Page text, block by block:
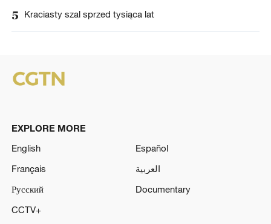
5 Kraciasty szal sprzed tysiąca lat
EXPLORE MORE
English
Español
Français
العربية
Русский
Documentary
CCTV+